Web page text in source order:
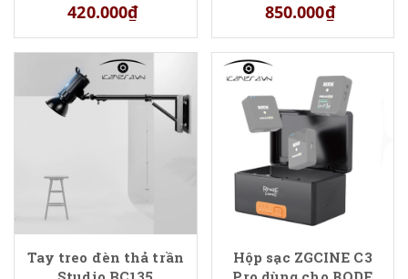
bảo vệ
420.000₫
BC180
850.000₫
Tay treo đèn thả trần
Hộp sạc ZGCINE C3